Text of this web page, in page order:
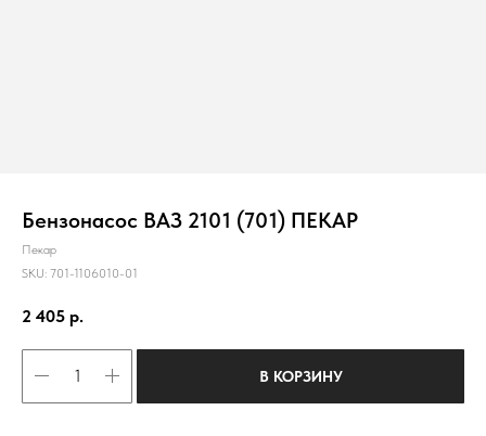
Бензонасос ВАЗ 2101 (701) ПЕКАР
Пекар
SKU: 701-1106010-01
2 405 р.
В КОРЗИНУ